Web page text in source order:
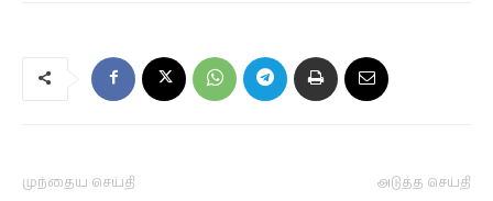
முந்தைய செய்தி அடுத்த செய்தி